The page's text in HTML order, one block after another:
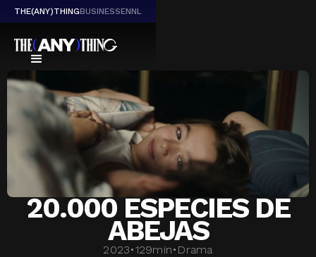
THE(ANY)THINGBUSINESSENNL
20.000 ESPECIES DE
ABEJAS
2023•129min• Drama